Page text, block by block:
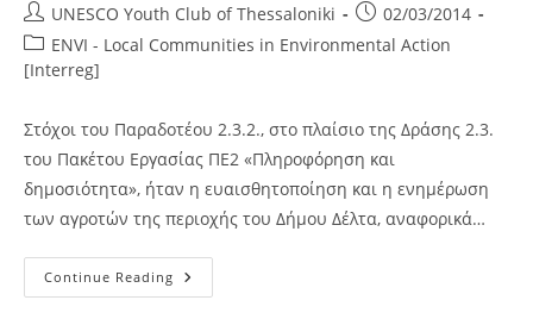
Post
author:
UNESCO Youth Club of Thessaloniki
Post
published:
02/03/2014
Post
category:
ENVI - Local Communities in Environmental Action
[Interreg]
Στόχοι του Παραδοτέου 2.3.2., στο πλαίσιο της Δράσης 2.3.
του Πακέτου Εργασίας ΠΕ2 «Πληροφόρηση και
δημοσιότητα», ήταν η ευαισθητοποίηση και η ενημέρωση
των αγροτών της περιοχής του Δήμου Δέλτα, αναφορικά…
Continue Reading ENVI
–